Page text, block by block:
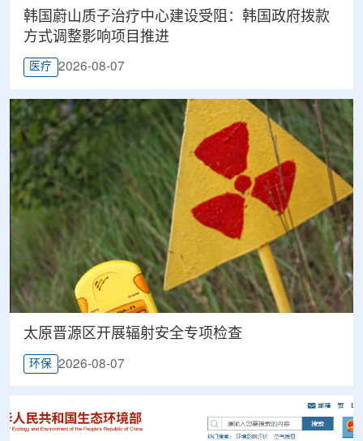
韩国蔚山质子治疗中心建设受阻：韩国政府拨款
方式调整影响项目推进
医疗 2026-08-07
太原晋源区开展辐射安全专项检查
环保 2026-08-07